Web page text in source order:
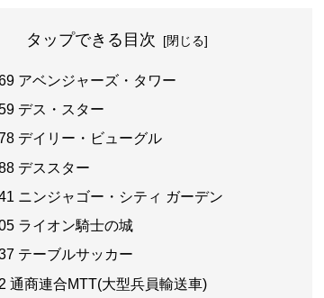
タップできる目次
アベンジャーズ・タワー
デス・スター
デイリー・ビューグル
デススター
ニンジャゴー・シティ ガーデン
ライオン騎士の城
テーブルサッカー
通商連合MTT(大型兵員輸送車)